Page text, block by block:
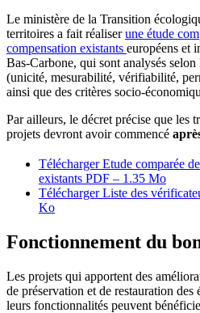
Le ministère de la Transition
territoires a fait réaliserune étude
compensation existants européens et
Bas-Carbone, qui sont analysés
(unicité, mesurabilité, vérifiabilité,
ainsi que des critères socio-
Par ailleurs, le décret précise que les
projets devront avoir commencé
Télécharger Etude comparée
existants PDF – 1.35 Mo
Télécharger Liste des
Ko
Fonctionnement du
Les projets qui apportent des
de préservation et de restauration des
leurs fonctionnalités peuvent